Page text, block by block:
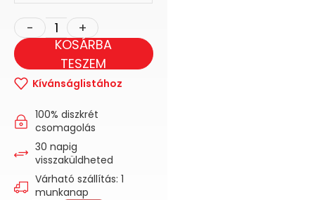
KOSÁRBA
TESZEM
Kívánságlistához
100% diszkrét
csomagolás
30 napig
visszaküldheted
Várható szállítás: 1
munkanap